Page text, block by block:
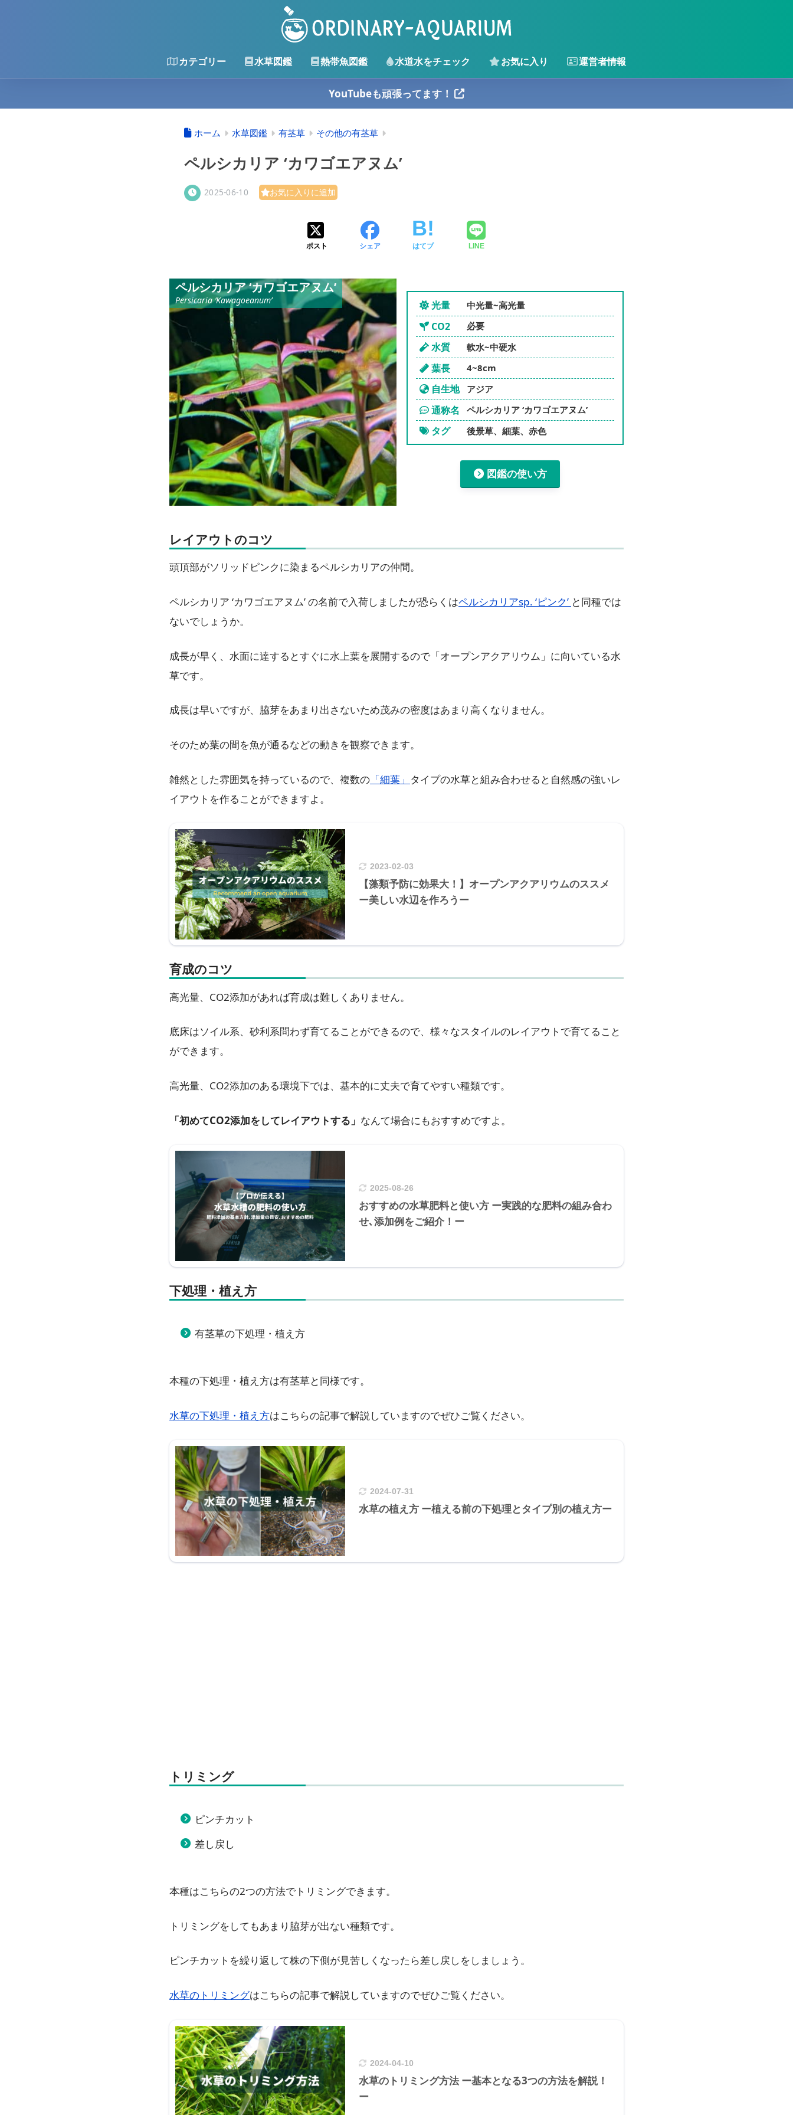
カテゴリー 水草図鑑 熱帯魚図鑑 水道水をチェック お気に入り 運営者情報
YouTubeも頑張ってます！
ホーム 水草図鑑 有茎草 その他の有茎草
ペルシカリア ‘カワゴエアヌム’
2025-06-10 お気に入りに追加
ポスト シェア はてブ LINE
ペルシカリア ‘カワゴエアヌム’
Persicaria ‘Kawagoeanum’ 光量 中光量~高光量
CO2 必要
水質 軟水~中硬水
葉長 4~8cm
自生地 アジア
通称名 ペルシカリア ‘カワゴエアヌム’
タグ 後景草、細葉、赤色
図鑑の使い方
レイアウトのコツ
頭頂部がソリッドピンクに染まるペルシカリアの仲間。
ペルシカリア ‘カワゴエアヌム’ の名前で入荷しましたが恐らくはペルシカリアsp. ‘ピンク’ と同種では
ないでしょうか。
成長が早く、水面に達するとすぐに水上葉を展開するので「オープンアクアリウム」に向いている水
草です。
成長は早いですが、脇芽をあまり出さないため茂みの密度はあまり高くなりません。
そのため葉の間を魚が通るなどの動きを観察できます。
雑然とした雰囲気を持っているので、複数の 「細葉」 タイプの水草と組み合わせると自然感の強いレ
イアウトを作ることができますよ。
2023-02-03
【藻類予防に効果大！】オープンアクアリウムのススメ
ー美しい水辺を作ろうー
育成のコツ
高光量、CO2添加があれば育成は難しくありません。
底床はソイル系、砂利系問わず育てることができるので、様々なスタイルのレイアウトで育てること
ができます。
高光量、CO2添加のある環境下では、基本的に丈夫で育てやすい種類です。
「初めてCO2添加をしてレイアウトする」 なんて場合にもおすすめですよ。
2025-08-26
おすすめの水草肥料と使い方 ー実践的な肥料の組み合わ
せ､添加例をご紹介！ー
下処理・植え方
有茎草の下処理・植え方
本種の下処理・植え方は有茎草と同様です。
水草の下処理・植え方はこちらの記事で解説していますのでぜひご覧ください。
2024-07-31
水草の植え方 ー植える前の下処理とタイプ別の植え方ー
トリミング
ピンチカット
差し戻し
本種はこちらの2つの方法でトリミングできます。
トリミングをしてもあまり脇芽が出ない種類です。
ピンチカットを繰り返して株の下側が見苦しくなったら差し戻しをしましょう。
水草のトリミングはこちらの記事で解説していますのでぜひご覧ください。
2024-04-10
水草のトリミング方法 ー基本となる3つの方法を解説！
ー